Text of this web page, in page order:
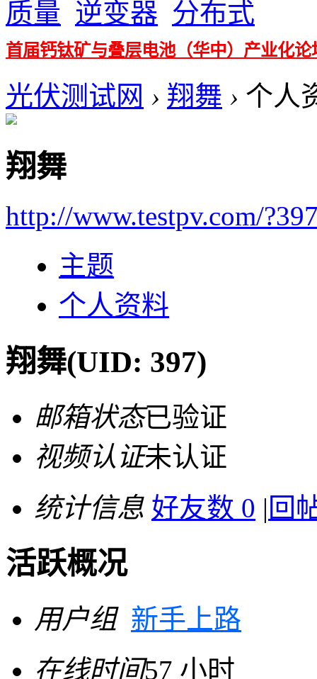
质量 逆变器 分布式
首届钙钛矿与叠层电池（华中）产业化论
光伏测试网 › 翔舞 › 个人
翔舞
http://www.testpv.com/
主题
个人资料
翔舞(UID: 397)
邮箱状态已验证
视频认证未认证
统计信息 好友数 0 | 回
活跃概况
用户组 新手上路
在线时间57 小时